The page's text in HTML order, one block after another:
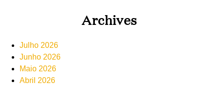
Archives
Julho 2026
Junho 2026
Maio 2026
Abril 2026